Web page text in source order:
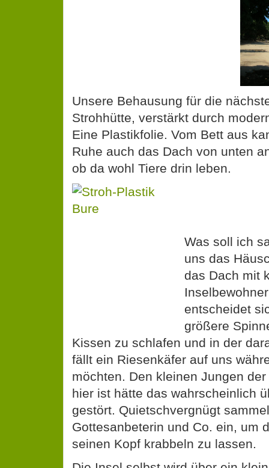
Unsere Behausung für die
Strohhütte, verstärkt durch
Eine Plastikfolie. Vom Bett aus
Ruhe auch das Dach von unten
ob da wohl Tiere drin leben.
Was soll ich
uns das
das Dach mit
entscheidet
größere
Kissen zu schlafen und in der
fällt ein Riesenkäfer auf uns
möchten. Den kleinen Jungen
hier ist hätte das wahrscheinlich
gestört. Quietschvergnügt
Gottesanbeterin und Co. ein, um
seinen Kopf krabbeln zu lassen.